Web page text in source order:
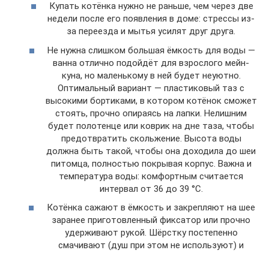
Купать котёнка нужно не раньше, чем через две
недели после его появления в доме: стрессы из-
за переезда и мытья усилят друг друга.
Не нужна слишком большая ёмкость для воды —
ванна отлично подойдёт для взрослого мейн-
куна, но маленькому в ней будет неуютно.
Оптимальный вариант — пластиковый таз с
высокими бортиками, в котором котёнок сможет
стоять, прочно опираясь на лапки. Нелишним
будет полотенце или коврик на дне таза, чтобы
предотвратить скольжение. Высота воды
должна быть такой, чтобы она доходила до шеи
питомца, полностью покрывая корпус. Важна и
температура воды: комфортным считается
интервал от 36 до 39 °С.
Котёнка сажают в ёмкость и закрепляют на шее
заранее приготовленный фиксатор или прочно
удерживают рукой. Шёрстку постепенно
смачивают (душ при этом не используют) и